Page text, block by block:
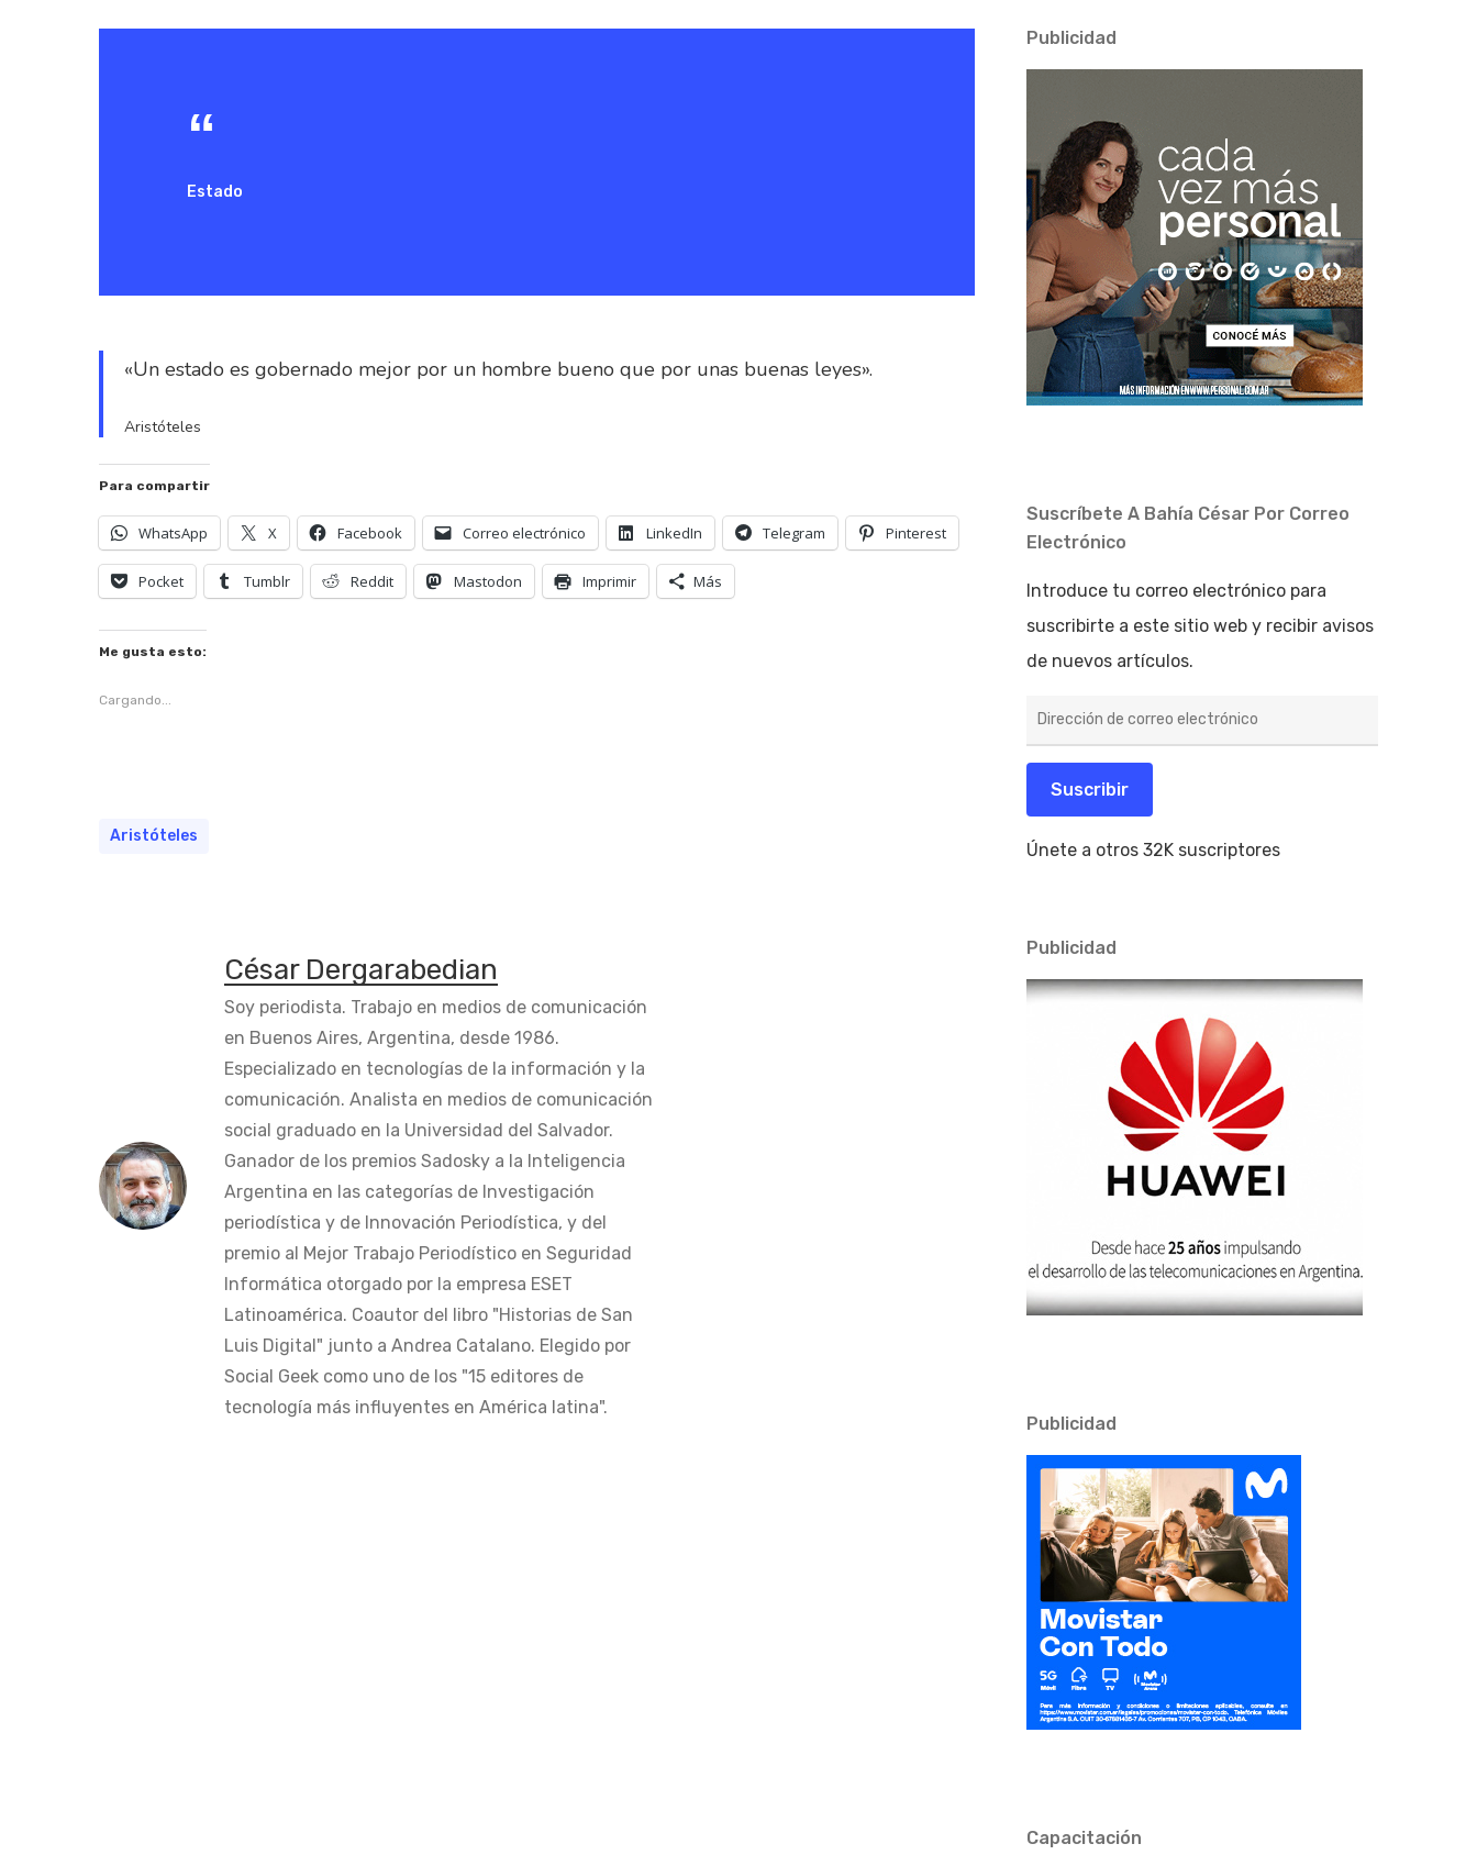
Hit enter to search or ESC to close
Estado
«Un estado es gobernado mejor por un hombre bueno que por unas buenas leyes».
Aristóteles
Para compartir
WhatsApp X Facebook Correo electrónico LinkedIn Telegram Pinterest
Pocket Tumblr Reddit Mastodon Imprimir Más
Me gusta esto:
Cargando...
Aristóteles
César Dergarabedian
Soy periodista. Trabajo en medios de comunicación
en Buenos Aires, Argentina, desde 1986.
Especializado en tecnologías de la información y la
comunicación. Analista en medios de comunicación
social graduado en la Universidad del Salvador.
Ganador de los premios Sadosky a la Inteligencia
Argentina en las categorías de Investigación
periodística y de Innovación Periodística, y del
premio al Mejor Trabajo Periodístico en Seguridad
Informática otorgado por la empresa ESET
Latinoamérica. Coautor del libro "Historias de San
Luis Digital" junto a Andrea Catalano. Elegido por
Social Geek como uno de los "15 editores de
tecnología más influyentes en América latina".
Publicidad
Suscríbete A Bahía César Por Correo
Electrónico
Introduce tu correo electrónico para
suscribirte a este sitio web y recibir avisos
de nuevos artículos.
de
electrónico
Suscribir
Únete a otros 32K suscriptores
Publicidad
Publicidad
Capacitación